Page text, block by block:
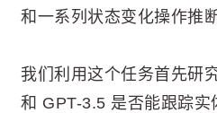
和一系列状态变化操作推
我们利用这个任务首先研
和 GPT-3.5 是否能跟踪实